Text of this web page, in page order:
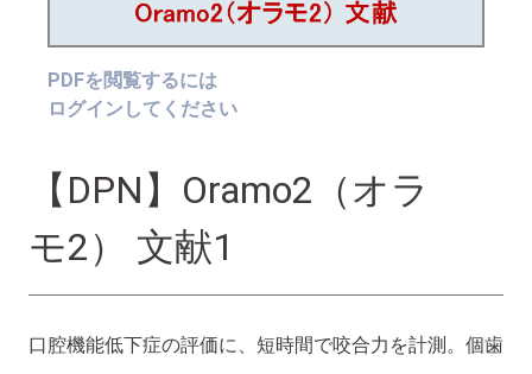
PDFを閲覧するには
ログインしてください
【DPN】Oramo2（オラ
モ2） 文献1
口腔機能低下症の評価に、短時間で咬合力を計測。個歯